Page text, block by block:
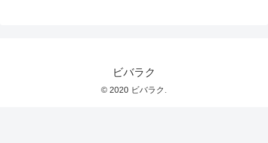
ビバラク
© 2020 ビバラク.